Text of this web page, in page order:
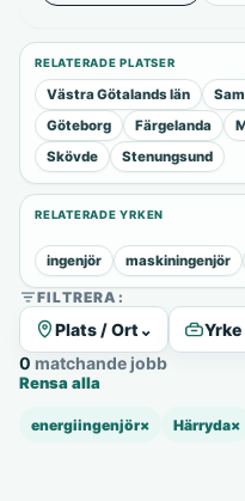
RELATERADE PLATSER
Västra Götalands län
Göteborg
Färgelanda
Skövde
Stenungsund
RELATERADE YRKEN
ingenjör maskiningenjör
FILTRERA:
Plats / Ort ⌄ Yrke
0 matchande jobb
Rensa alla
energiingenjör× Härryda×